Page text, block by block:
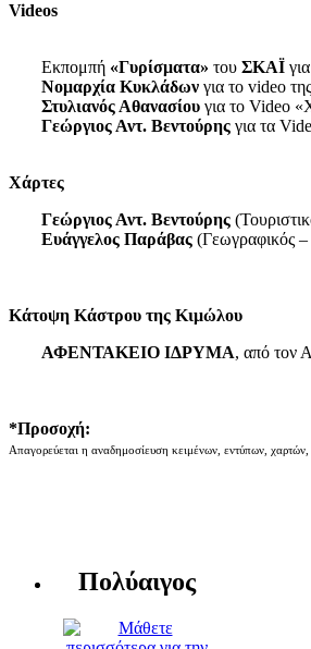
Videos
Εκπομπή «Γυρίσματα» του ΣΚΑΪ
Νομαρχία Κυκλάδων για το video
Στυλιανός Αθανασίου για το Video
Γεώργιος Αντ. Βεντούρης για τα
Χάρτες
Γεώργιος Αντ. Βεντούρης
Ευάγγελος Παράβας (Γεωγραφικός
Κάτοψη Κάστρου της Κιμώλου
ΑΦΕΝΤΑΚΕΙΟ ΙΔΡΥΜΑ, από τον
*Προσοχή:
Απαγορεύεται η αναδημοσίευση κειμένων, εντύπων,
Πολύαιγος